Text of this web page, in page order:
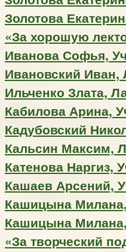
Золотова
«За хорошую
Иванова Софья,
Ивановский Иван,
Ильченко Злата,
Кабилова Арина,
Кадубовский
Кальсин Максим,
Катенова Наргиз,
Кашаев Арсений,
Кашицына
Кашицына
«За творческий